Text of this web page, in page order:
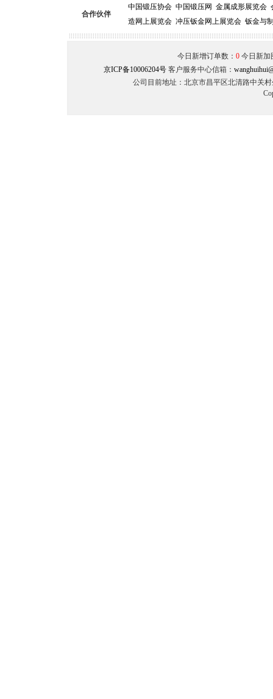
合作伙伴
中国锻压协会 中国锻压网 金属成形展览会
造网上展览会 冲压钣金网上展览会 钣金与
今日新增订单数： 0今日新加
京ICP备10006204号 客户服务中心信箱：
公司目前地址：北京市昌平区北清路中关